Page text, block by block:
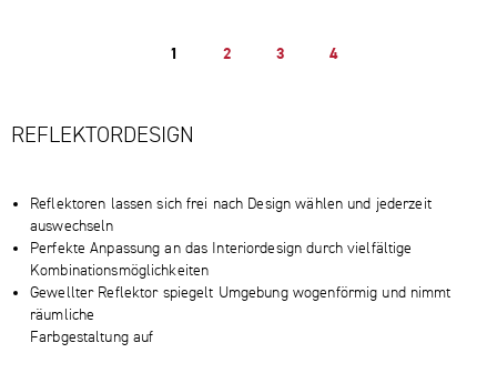
1 2 3 4
REFLEKTORDESIGN
Reflektoren lassen sich frei nach Design wählen und jederzeit
auswechseln
Perfekte Anpassung an das Interiordesign durch vielfältige
Kombinationsmöglichkeiten
Gewellter Reflektor spiegelt Umgebung wogenförmig und nimmt
räumliche
Farbgestaltung auf